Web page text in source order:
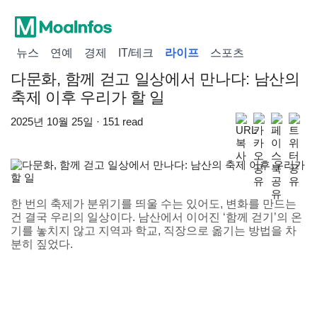
뉴스 연예 경제 IT/테크 라이프 스포츠
다문화, 함께 걷고 일상에서 만나다: 남산의
축제 이후 우리가 할 일
2025년 10월 25일 · 151 read
한 번의 축제가 분위기를 띄울 수는 있어도, 변화를 만드는
건 결국 우리의 일상이다. 남산에서 이어진 ‘함께 걷기’의 온
기를 놓치지 않고 지역과 학교, 직장으로 옮기는 방법을 차
분히 짚었다.